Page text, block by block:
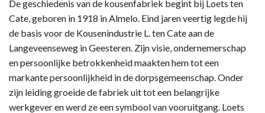
De geschiedenis van de kousenfabriek begint bij Loets ten
Cate, geboren in 1918 in Almelo. Eind jaren veertig legde hij
de basis voor de Kousenindustrie L. ten Cate aan de
Langeveenseweg in Geesteren. Zijn visie, ondernemerschap
en persoonlijke betrokkenheid maakten hem tot een
markante persoonlijkheid in de dorpsgemeenschap. Onder
zijn leiding groeide de fabriek uit tot een belangrijke
werkgever en werd ze een symbool van vooruitgang. Loets